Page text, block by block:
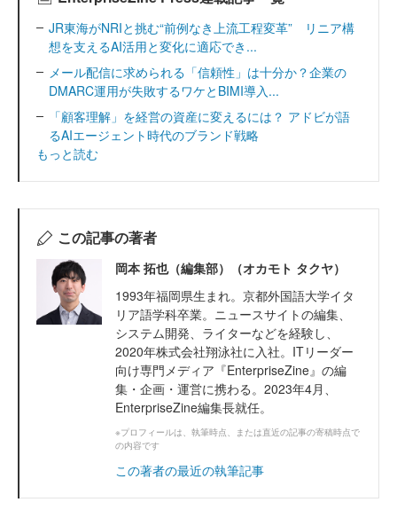
JR東海がNRIと挑む“前例なき上流工程変革” リニア構
想を支えるAI活用と変化に適応でき...
メール配信に求められる「信頼性」は十分か？企業の
DMARC運用が失敗するワケとBIMI導入...
「顧客理解」を経営の資産に変えるには？ アドビが語
るAIエージェント時代のブランド戦略
もっと読む
この記事の著者
岡本 拓也（編集部）（オカモト タクヤ）
1993年福岡県生まれ。京都外国語大学イタ
リア語学科卒業。ニュースサイトの編集、
システム開発、ライターなどを経験し、
2020年株式会社翔泳社に入社。ITリーダー
向け専門メディア『EnterpriseZine』の編
集・企画・運営に携わる。2023年4月、
EnterpriseZine編集長就任。
※プロフィールは、執筆時点、または直近の記事の寄稿時点で
の内容です
この著者の最近の執筆記事